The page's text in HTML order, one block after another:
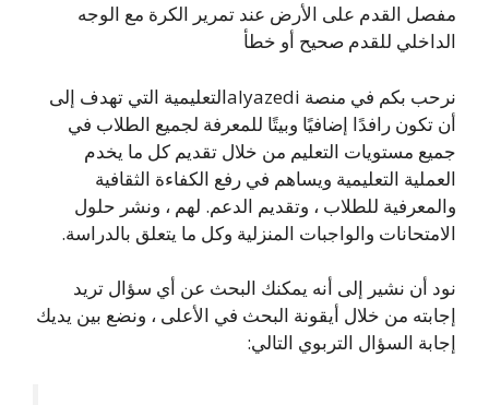
مفصل القدم على الأرض عند تمرير الكرة مع الوجه
الداخلي للقدم صحيح أو خطأ
نرحب بكم في منصة alyazediالتعليمية التي تهدف إلى
أن تكون رافدًا إضافيًا وبيتًا للمعرفة لجميع الطلاب في
جميع مستويات التعليم من خلال تقديم كل ما يخدم
العملية التعليمية ويساهم في رفع الكفاءة الثقافية
والمعرفية للطلاب ، وتقديم الدعم. لهم ، ونشر حلول
الامتحانات والواجبات المنزلية وكل ما يتعلق بالدراسة.
نود أن نشير إلى أنه يمكنك البحث عن أي سؤال تريد
إجابته من خلال أيقونة البحث في الأعلى ، ونضع بين يديك
إجابة السؤال التربوي التالي: